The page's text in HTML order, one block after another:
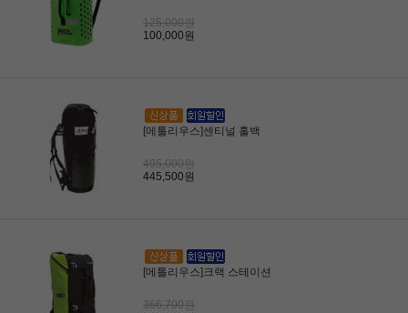
125,000원
100,000원
[메톨리우스]센티널 홀백
495,000원
445,500원
[메톨리우스]크랙 스테이션
366,700원